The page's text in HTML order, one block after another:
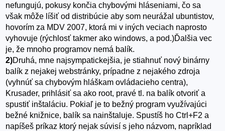
nefungujú, pokusy končia chybovými hláseniami, čo sa
však môže líšiť od distribúcie aby som neurážal ubuntistov,
hovorím za MDV 2007, ktorá mi v iných veciach naprosto
vyhovuje (rýchlosť takmer ako windows, a pod.)Ďalšia vec
je, že mnoho programov nemá balík.
2)Druhá, mne najsympatickejšia, je stiahnuť nový binárny
balík z nejakej webstránky, prípadne z nejakého zdroja
(vyhnúť sa chybovým hláškam ovládacieho centra),
Krusader, prihlásiť sa ako root, pravé tl. na balík otvoriť a
spustiť inštaláciu. Pokiaľ je to bežný program využívajúci
bežné knižnice, balík sa nainštaluje. Spustíš ho Ctrl+F2 a
napíšeš príkaz ktorý nejak súvisí s jeho názvom, napríklad